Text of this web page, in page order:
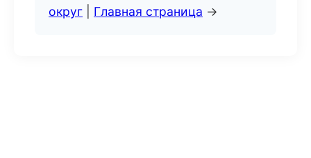
округ
Главная страница →